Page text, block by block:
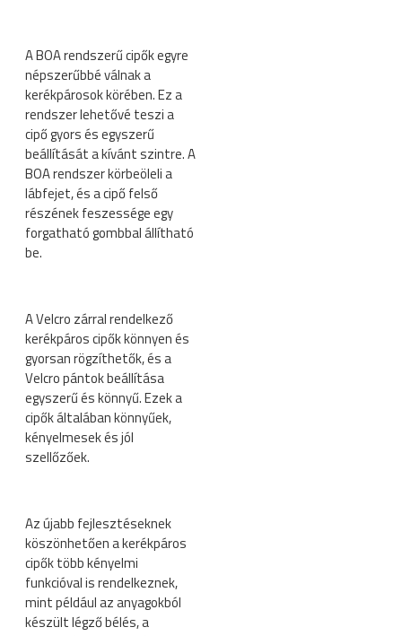
A BOA rendszerű cipők egyre
népszerűbbé válnak a
kerékpárosok körében. Ez a
rendszer lehetővé teszi a
cipő gyors és egyszerű
beállítását a kívánt szintre. A
BOA rendszer körbeöleli a
lábfejet, és a cipő felső
részének feszessége egy
forgatható gombbal állítható
be.
A Velcro zárral rendelkező
kerékpáros cipők könnyen és
gyorsan rögzíthetők, és a
Velcro pántok beállítása
egyszerű és könnyű. Ezek a
cipők általában könnyűek,
kényelmesek és jól
szellőzőek.
Az újabb fejlesztéseknek
köszönhetően a kerékpáros
cipők több kényelmi
funkcióval is rendelkeznek,
mint például az anyagokból
készült légző bélés, a